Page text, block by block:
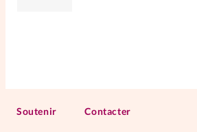
Soutenir Contacter